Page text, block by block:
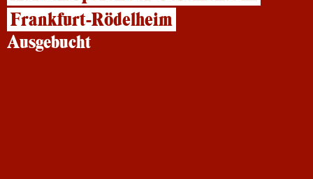
Frankfurt-Rödelheim
Ausgebucht